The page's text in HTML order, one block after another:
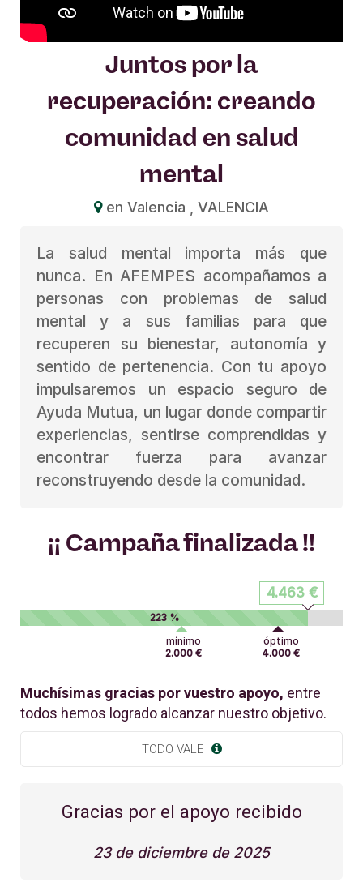
Juntos por la
recuperación: creando
comunidad en salud
mental
en Valencia , VALENCIA
La salud mental importa más que
nunca. En AFEMPES acompañamos a
personas con problemas de salud
mental y a sus familias para que
recuperen su bienestar, autonomía y
sentido de pertenencia. Con tu apoyo
impulsaremos un espacio seguro de
Ayuda Mutua, un lugar donde compartir
experiencias, sentirse comprendidas y
encontrar fuerza para avanzar
reconstruyendo desde la comunidad.
¡¡ Campaña finalizada !!
4.463 €
223 %
mínimo
2.000 €
óptimo
4.000 €
Muchísimas gracias por vuestro apoyo, entre
todos hemos logrado alcanzar nuestro objetivo.
TODO VALE
Gracias por el apoyo recibido
23 de diciembre de 2025